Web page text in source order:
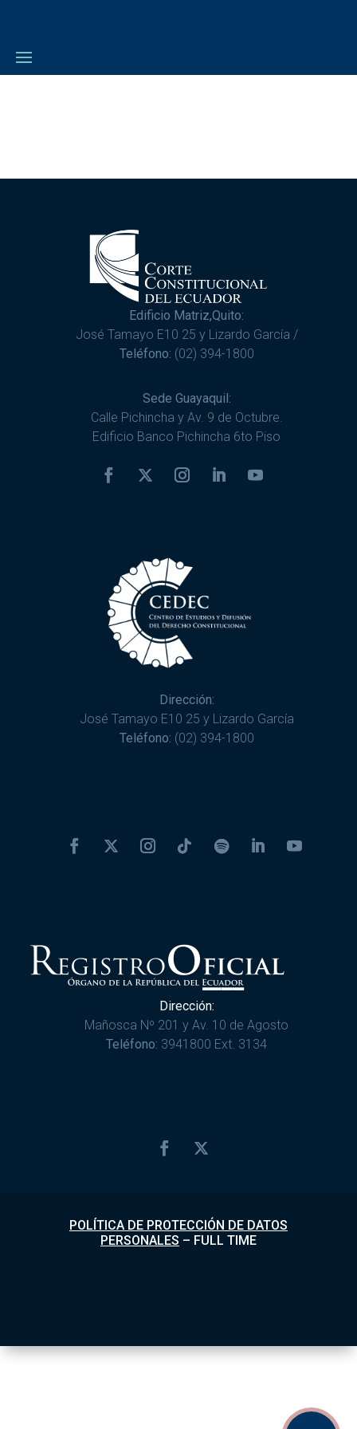
Edificio Matriz,Quito:
José Tamayo E10 25 y Lizardo García /
Teléfono: (02) 394-1800
Sede Guayaquil:
Calle Pichincha y Av. 9 de Octubre.
Edificio Banco Pichincha 6to Piso
Dirección:
José Tamayo E10 25 y Lizardo García
Teléfono: (02) 394-1800
Dirección:
Mañosca Nº 201 y Av. 10 de Agosto
Teléfono: 3941800 Ext. 3134
POLÍTICA DE PROTECCIÓN DE DATOS
PERSONALES – FULL TIME